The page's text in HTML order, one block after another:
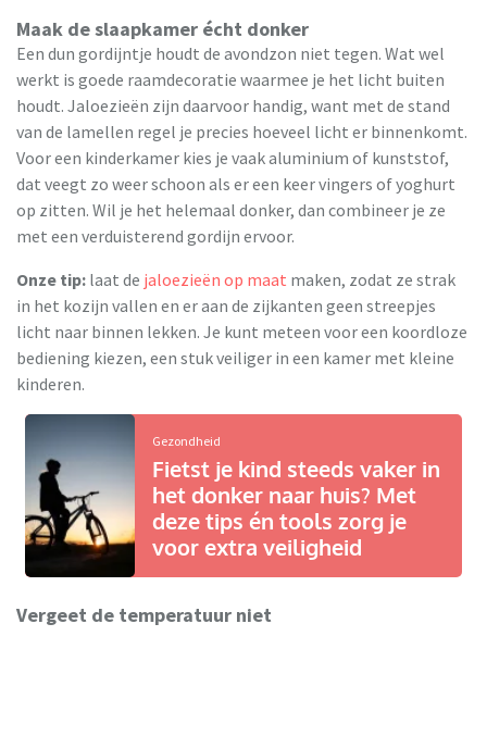
Maak de slaapkamer écht donker
Een dun gordijntje houdt de avondzon niet tegen. Wat wel
werkt is goede raamdecoratie waarmee je het licht buiten
houdt. Jaloezieën zijn daarvoor handig, want met de stand
van de lamellen regel je precies hoeveel licht er binnenkomt.
Voor een kinderkamer kies je vaak aluminium of kunststof,
dat veegt zo weer schoon als er een keer vingers of yoghurt
op zitten. Wil je het helemaal donker, dan combineer je ze
met een verduisterend gordijn ervoor.
Onze tip: laat de jaloezieën op maat maken, zodat ze strak
in het kozijn vallen en er aan de zijkanten geen streepjes
licht naar binnen lekken. Je kunt meteen voor een koordloze
bediening kiezen, een stuk veiliger in een kamer met kleine
kinderen.
Gezondheid
Fietst je kind steeds vaker in
het donker naar huis? Met
deze tips én tools zorg je
voor extra veiligheid
Vergeet de temperatuur niet